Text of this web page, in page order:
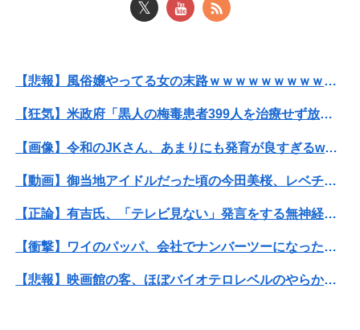
【熊本地震】SNSで広がった陰謀論や怪しい募金話、災害時のデマ注意！
退職してしばらく経った頃、元職場の取引先から連絡が来た。話を聞くと納得できない内容で…
【速報】高市政権、エース級の財務官僚・一松旬氏を左遷「彼は協力的でなかった」財務省の言いなりではないことが判明
【悲報】風俗嬢やってる女の末路ｗｗｗｗｗｗｗｗｗｗｗ
【悲報】週間少年ジャンプの「グッズ(43億円分)」を注文し全てキャンセルした女逮捕ｗｗｗｗｗｗｗｗ
【話題】河内長野市で警官が包丁男を射殺した場面のモザ無し映像が公開される。
義両親「空き家になるし住んでいいよ」私たち「じゃあお言葉に甘えて…」→引っ越した途端、予想外の出来事が待っていて…
𝕏
【悲報】風俗嬢やってる女の末路ｗｗｗｗｗｗｗｗｗｗｗ
【狂気】米政府「黒人の梅毒患者399人を治療せず放置したらどうなるか見たろ！」→40年間続けてしまう
【画像】令和のJKさん、あまりにも発育が良すぎるwwwwwwww
【動画】御当地アイドルだった頃の今田美桜、レベチｗｗｗｗｗｗｗｗｗｗｗｗｗｗｗｗｗｗ
【正論】有吉氏、「テレビ見ない」発言をする無神経な一般人に憤慨
【衝撃】ワイのパッパ、会社でナンバーツーになった結果ｗｗｗｗｗｗｗｗｗｗ
【悲報】映画館の客、ほぼバイオテロレベルのやらかしで観客が避難する事態にｗｗｗｗ